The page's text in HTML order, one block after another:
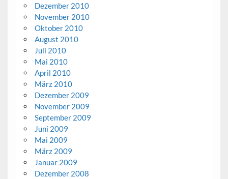
Dezember 2010
November 2010
Oktober 2010
August 2010
Juli 2010
Mai 2010
April 2010
März 2010
Dezember 2009
November 2009
September 2009
Juni 2009
Mai 2009
März 2009
Januar 2009
Dezember 2008